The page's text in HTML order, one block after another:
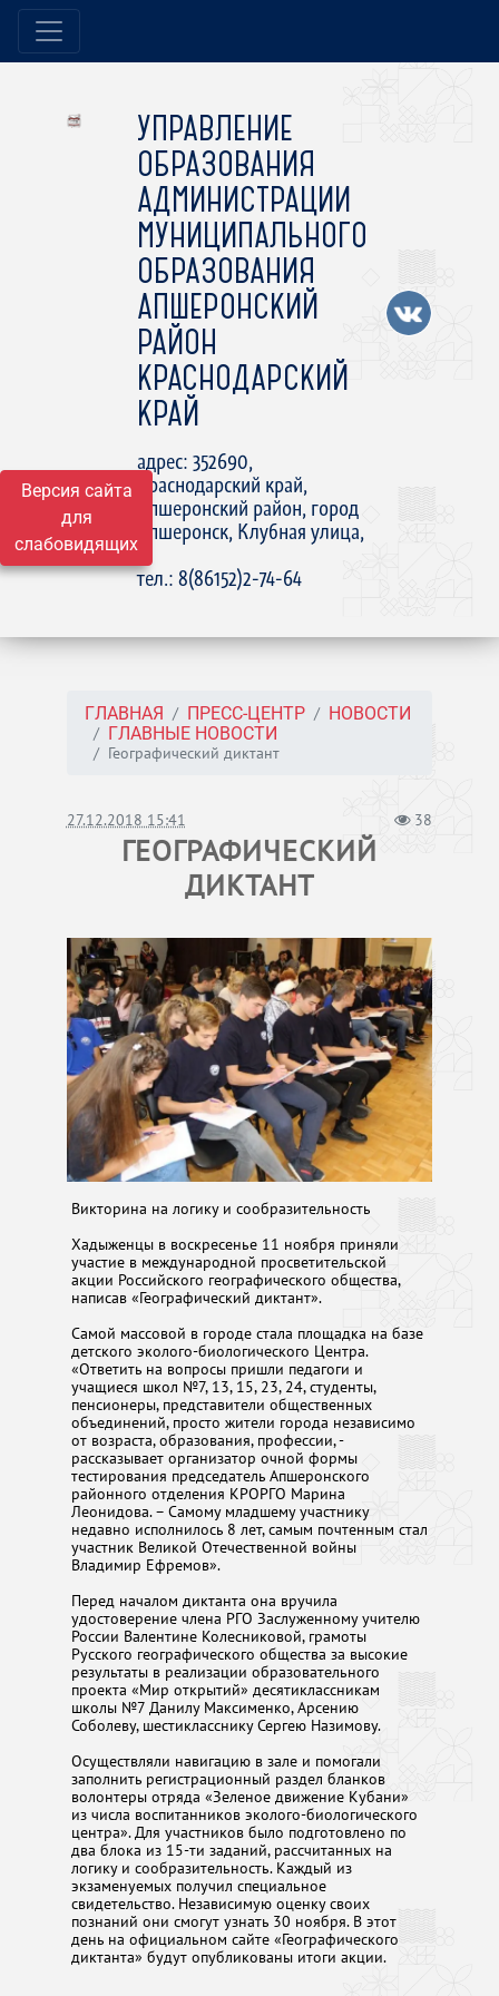
Версия сайта
для
слабовидящих
УПРАВЛЕНИЕ
ОБРАЗОВАНИЯ
АДМИНИСТРАЦИИ
МУНИЦИПАЛЬНОГО
ОБРАЗОВАНИЯ
АПШЕРОНСКИЙ
РАЙОН
КРАСНОДАРСКИЙ
КРАЙ
адрес: 352690,
Краснодарский край,
Апшеронский район, город
Апшеронск, Клубная улица,
15
тел.: 8(86152)2-74-64
ГЛАВНАЯ ПРЕСС-ЦЕНТР
НОВОСТИ
ГЛАВНЫЕ НОВОСТИ
Географический диктант
27.12.2018 15:41 38
ГЕОГРАФИЧЕСКИЙ
ДИКТАНТ
Викторина на логику и сообразительность
Хадыженцы в воскресенье 11 ноября приняли
участие в международной просветительской
акции Российского географического общества,
написав «Географический диктант».
Самой массовой в городе стала площадка на базе
детского эколого-биологического Центра.
«Ответить на вопросы пришли педагоги и
учащиеся школ №7, 13, 15, 23, 24, студенты,
пенсионеры, представители общественных
объединений, просто жители города независимо
от возраста, образования, профессии, -
рассказывает организатор очной формы
тестирования председатель Апшеронского
районного отделения КРОРГО Марина
Леонидова. – Самому младшему участнику
недавно исполнилось 8 лет, самым почтенным стал
участник Великой Отечественной войны
Владимир Ефремов».
Перед началом диктанта она вручила
удостоверение члена РГО Заслуженному учителю
России Валентине Колесниковой, грамоты
Русского географического общества за высокие
результаты в реализации образовательного
проекта «Мир открытий» десятиклассникам
школы №7 Данилу Максименко, Арсению
Соболеву, шестикласснику Сергею Назимову.
Осуществляли навигацию в зале и помогали
заполнить регистрационный раздел бланков
волонтеры отряда «Зеленое движение Кубани»
из числа воспитанников эколого-биологического
центра». Для участников было подготовлено по
два блока из 15-ти заданий, рассчитанных на
логику и сообразительность. Каждый из
экзаменуемых получил специальное
свидетельство. Независимую оценку своих
познаний они смогут узнать 30 ноября. В этот
день на официальном сайте «Географического
диктанта» будут опубликованы итоги акции.